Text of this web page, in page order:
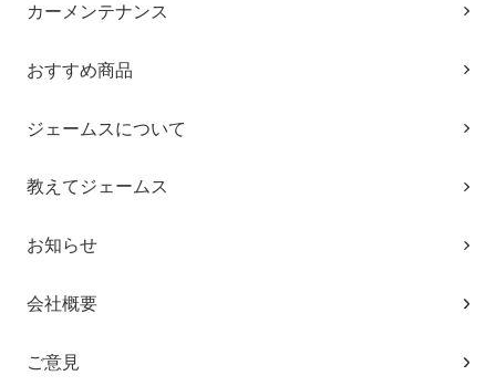
カーメンテナンス
おすすめ商品
ジェームスについて
教えてジェームス
お知らせ
会社概要
ご意見